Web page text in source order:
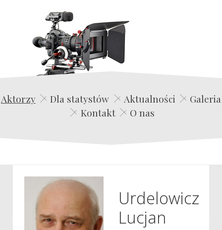
Edwin Film Agencja Aktorska
Aktorzy Dla statystów Aktualności
Galeria
Kontakt
O nas
Urdelowicz
Lucjan